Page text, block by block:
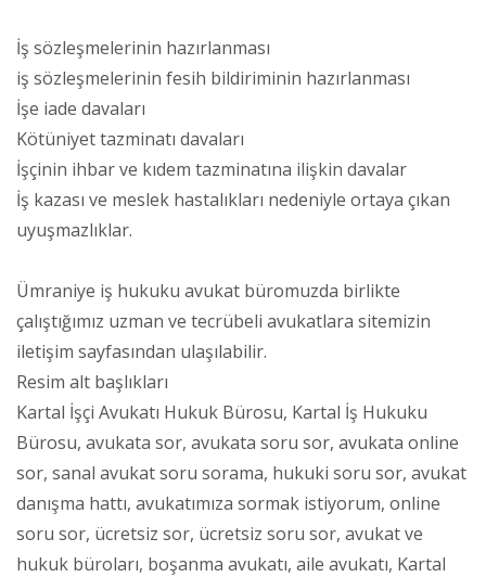
İş sözleşmelerinin hazırlanması
iş sözleşmelerinin fesih bildiriminin hazırlanması
İşe iade davaları
Kötüniyet tazminatı davaları
İşçinin ihbar ve kıdem tazminatına ilişkin davalar
İş kazası ve meslek hastalıkları nedeniyle ortaya çıkan
uyuşmazlıklar.
Ümraniye iş hukuku avukat büromuzda birlikte
çalıştığımız uzman ve tecrübeli avukatlara sitemizin
iletişim sayfasından ulaşılabilir.
Resim alt başlıkları
Kartal İşçi Avukatı Hukuk Bürosu, Kartal İş Hukuku
Bürosu, avukata sor, avukata soru sor, avukata online
sor, sanal avukat soru sorama, hukuki soru sor, avukat
danışma hattı, avukatımıza sormak istiyorum, online
soru sor, ücretsiz sor, ücretsiz soru sor, avukat ve
hukuk büroları, boşanma avukatı, aile avukatı, Kartal